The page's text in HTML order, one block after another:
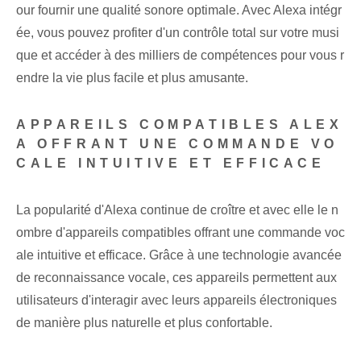
our fournir une ⁢qualité sonore optimale. Avec Alexa intégr
ée, vous pouvez profiter d'un contrôle total sur votre musi
que et accéder à des milliers de compétences pour vous r
endre la vie plus facile et plus amusante.
APPAREILS COMPATIBLES ALEX
A OFFRANT UNE COMMANDE VO
CALE INTUITIVE ET EFFICACE
La popularité d'Alexa continue de croître et avec elle le n
ombre d'appareils compatibles offrant une commande voc
ale intuitive et efficace. Grâce à une technologie avancée
de reconnaissance vocale, ces appareils permettent aux
utilisateurs d'interagir avec leurs appareils électroniques
de manière plus naturelle et plus confortable.